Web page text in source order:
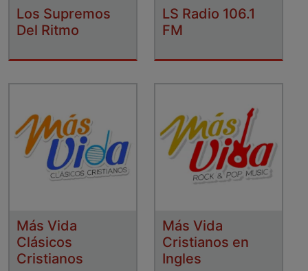
Los Supremos
Del Ritmo
LS Radio 106.1
FM
Más Vida
Clásicos
Cristianos
Más Vida
Cristianos en
Ingles